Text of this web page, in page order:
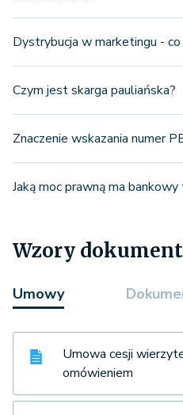
Dystrybucja w marketingu -
Czym jest skarga pauliańska?
Znaczenie wskazania numer
Jaką moc prawną ma
Wzory
Umowy
Umowa cesji
omówieniem